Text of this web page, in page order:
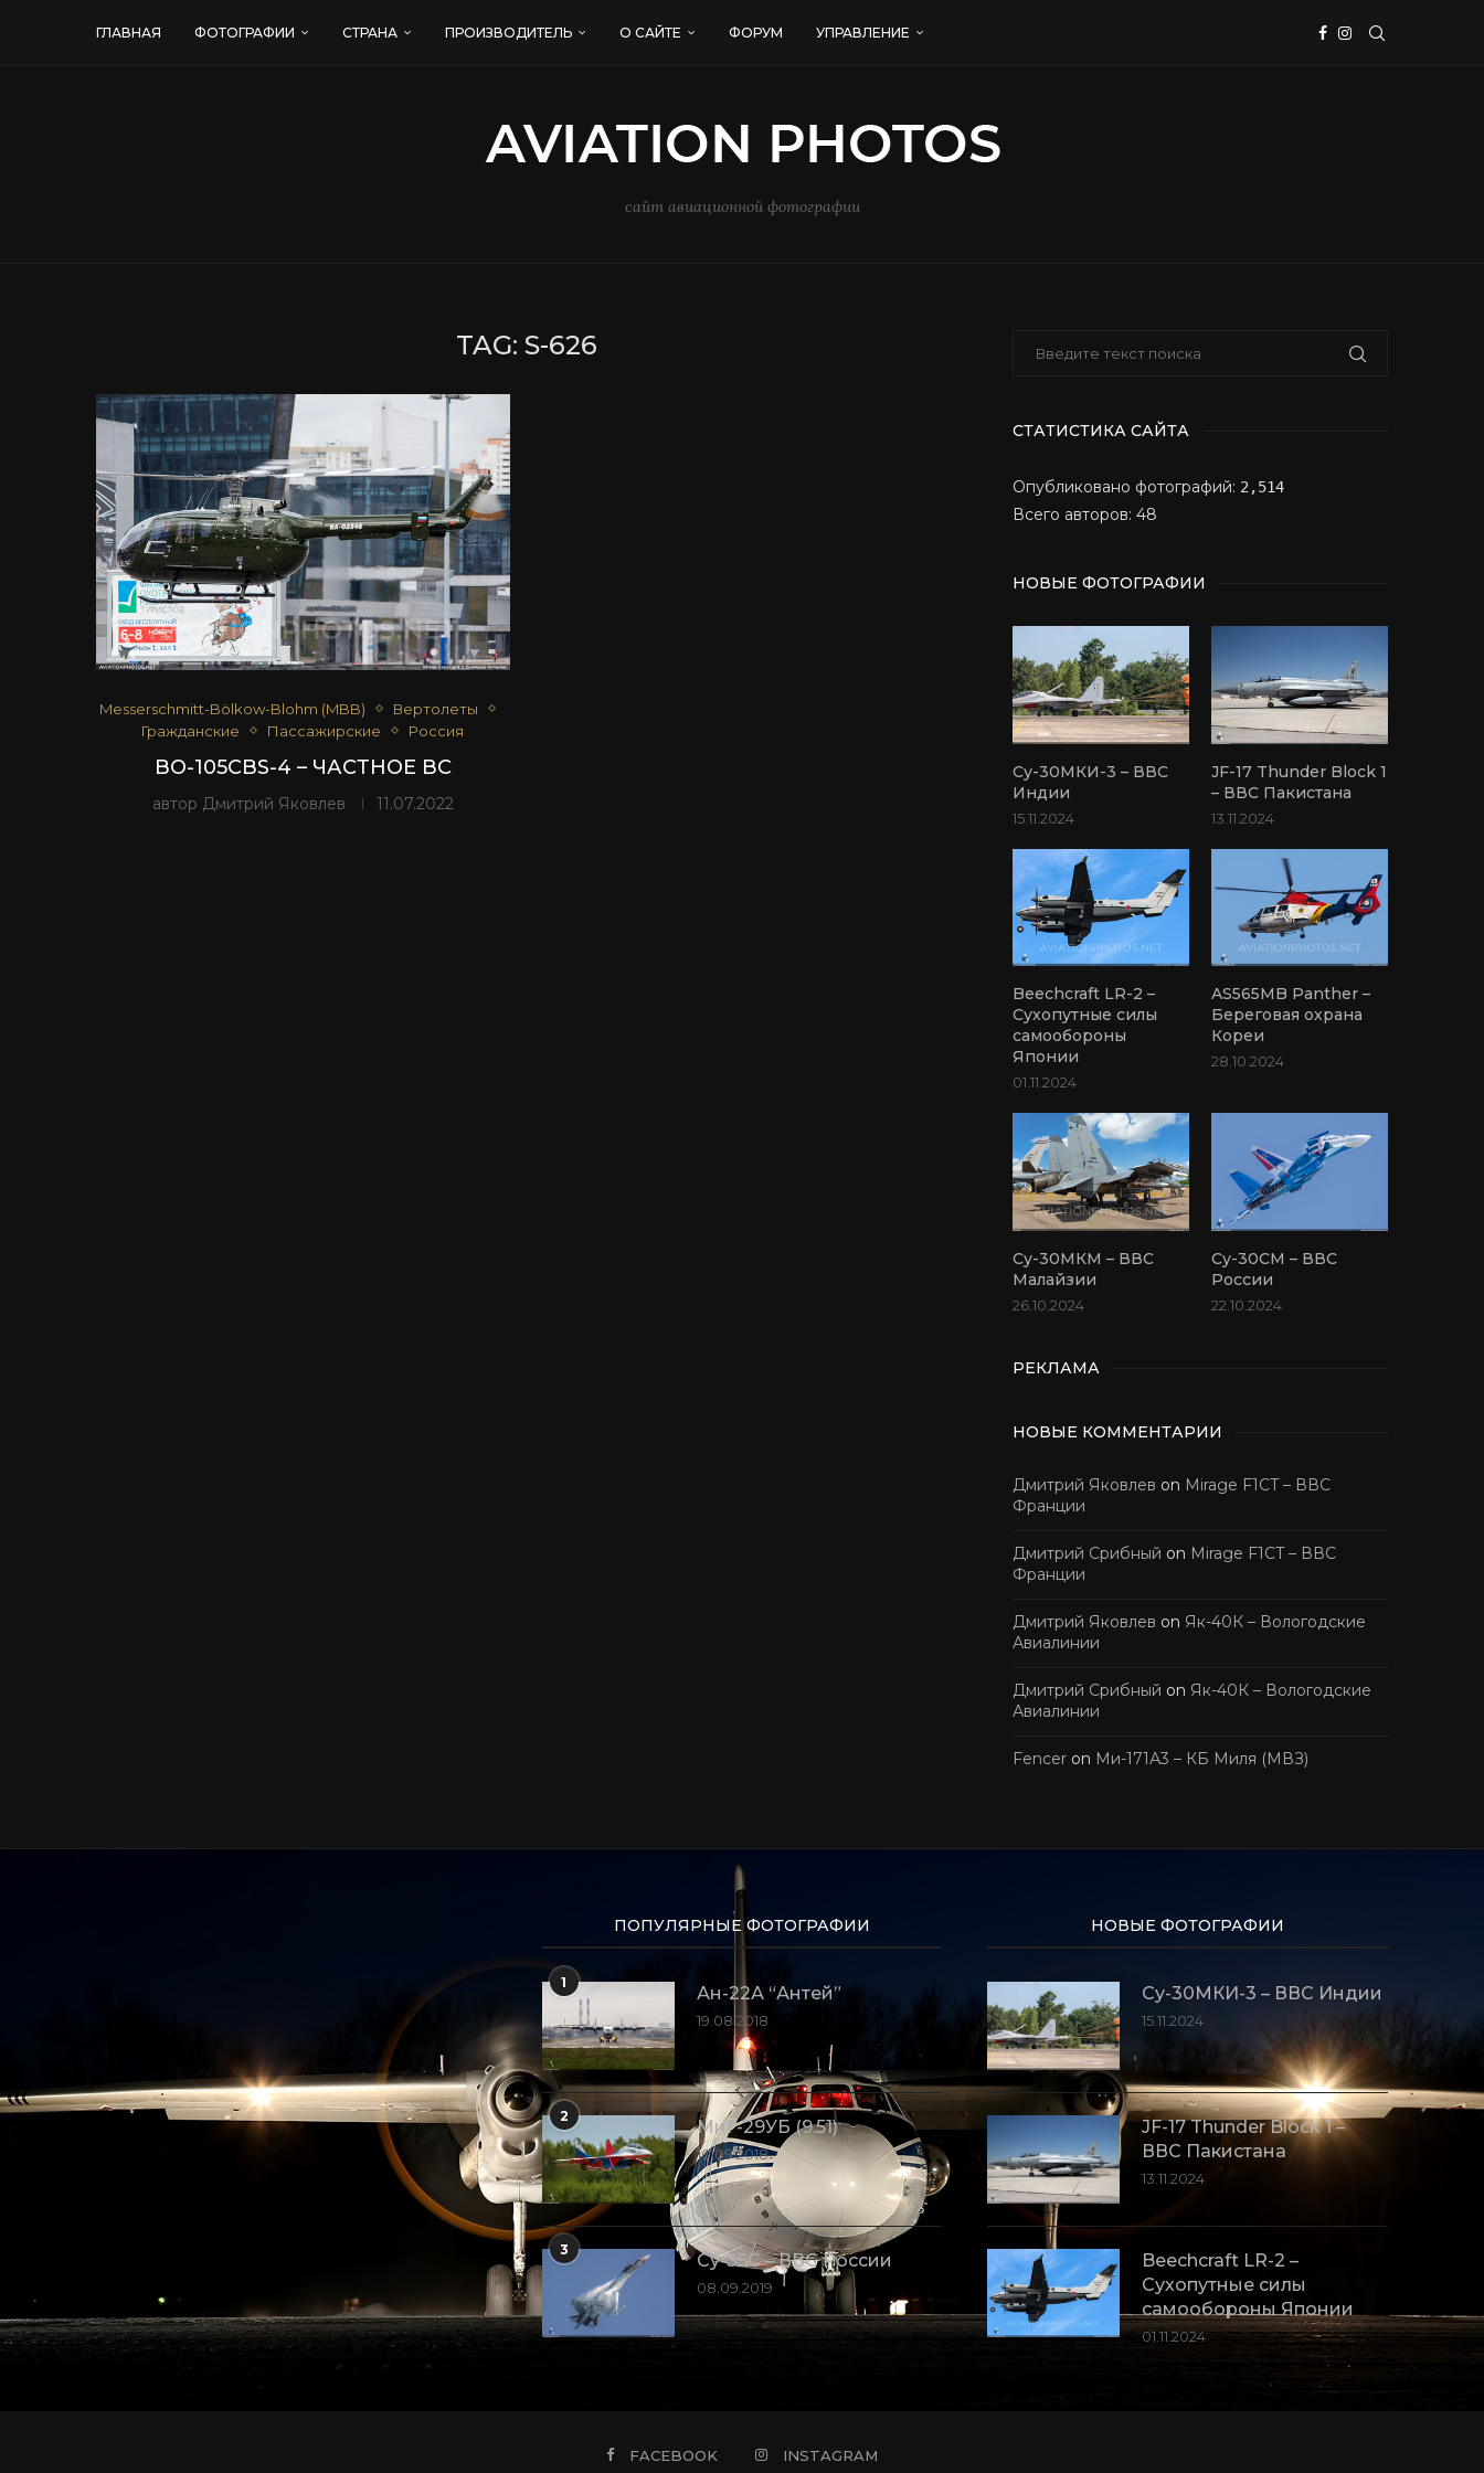
ГЛАВНАЯ ФОТОГРАФИИ СТРАНА ПРОИЗВОДИТЕЛЬ О САЙТЕ ФОРУМ УПРАВЛЕНИЕ
сайт авиационной фотографии
TAG: S-626
Messerschmitt-Bölkow-Blohm (MBB)
Вертолеты
Гражданские
Пассажирские Россия
BO-105CBS-4 – ЧАСТНОЕ ВС
автор Дмитрий Яковлев 11.07.2022
СТАТИСТИКА САЙТА
Опубликовано фотографий: 2,514
Всего авторов: 48
НОВЫЕ ФОТОГРАФИИ
Су-30МКИ-3 – ВВС
Индии
15.11.2024
JF-17 Thunder Block 1
– ВВС Пакистана
13.11.2024
Beechcraft LR-2 –
Сухопутные силы
самообороны
Японии
01.11.2024
AS565MB Panther –
Береговая охрана
Кореи
28.10.2024
Су-30МКМ – ВВС
Малайзии
26.10.2024
Су-30СМ – ВВС
России
22.10.2024
РЕКЛАМА
НОВЫЕ КОММЕНТАРИИ
Дмитрий Яковлев on Mirage F1CT – ВВС
Франции
Дмитрий Срибный on Mirage F1CT – ВВС
Франции
Дмитрий Яковлев on Як-40К – Вологодские
Авиалинии
Дмитрий Срибный on Як-40К – Вологодские
Авиалинии
Fencer on Ми-171А3 – КБ Миля (МВЗ)
ПОПУЛЯРНЫЕ ФОТОГРАФИИ
1
Ан-22А “Антей”
19.08.2018
2
МиГ-29УБ (9.51)
10.09.2018
3
Су-35С – ВВС России
08.09.2019
НОВЫЕ ФОТОГРАФИИ
Су-30МКИ-3 – ВВС Индии
15.11.2024
JF-17 Thunder Block 1 –
ВВС Пакистана
13.11.2024
Beechcraft LR-2 –
Сухопутные силы
самообороны Японии
01.11.2024
FACEBOOK INSTAGRAM